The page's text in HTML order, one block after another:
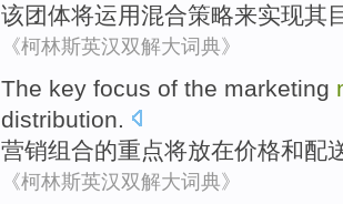
该团体将运用混合策略来实现其
《柯林斯英汉双解大词典》
The key focus of the marketing
distribution
营销组合的重点将放在价格和配
《柯林斯英汉双解大词典》